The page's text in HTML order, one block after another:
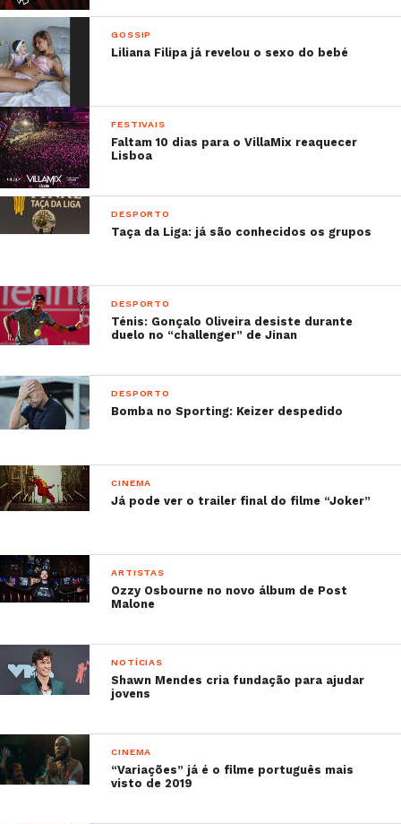
GOSSIP
Liliana Filipa já revelou o sexo do bebé
FESTIVAIS
Faltam 10 dias para o VillaMix reaquecer
Lisboa
DESPORTO
Taça da Liga: já são conhecidos os grupos
DESPORTO
Ténis: Gonçalo Oliveira desiste durante
duelo no “challenger” de Jinan
DESPORTO
Bomba no Sporting: Keizer despedido
CINEMA
Já pode ver o trailer final do filme “Joker”
ARTISTAS
Ozzy Osbourne no novo álbum de Post
Malone
NOTÍCIAS
Shawn Mendes cria fundação para ajudar
jovens
CINEMA
“Variações” já é o filme português mais
visto de 2019